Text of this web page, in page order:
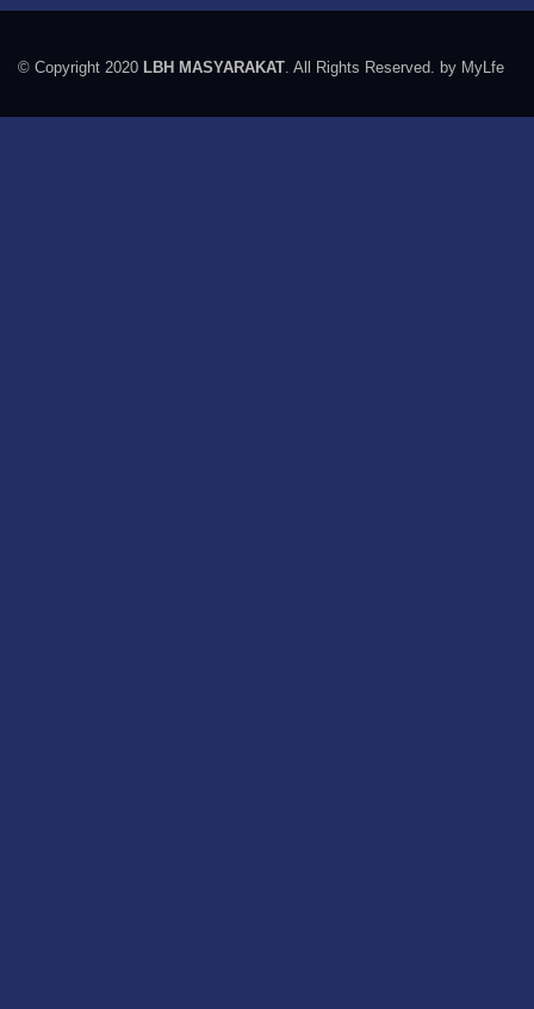
© Copyright 2020 LBH MASYARAKAT. All Rights Reserved. by MyLfe